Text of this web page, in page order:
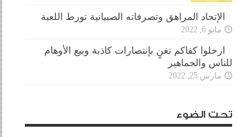
الإتحاد المراهق وتصرفاته الصبيانية تورط اللعبة
مايو 6, 2022
ارحلوا كفاكم تغنٍ بإنتصارات كاذبة وبيع الأوهام
للناس والجماهير
مارس 25, 2022
تحت الضوء